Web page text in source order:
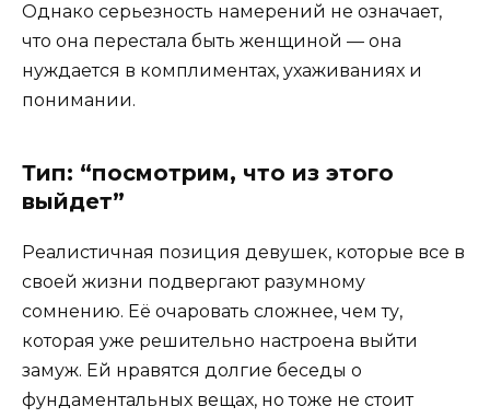
Однако серьезность намерений не означает,
что она перестала быть женщиной — она
нуждается в комплиментах, ухаживаниях и
понимании.
Тип: “посмотрим, что из этого
выйдет”
Реалистичная позиция девушек, которые все в
своей жизни подвергают разумному
сомнению. Её очаровать сложнее, чем ту,
которая уже решительно настроена выйти
замуж. Ей нравятся долгие беседы о
фундаментальных вещах, но тоже не стоит